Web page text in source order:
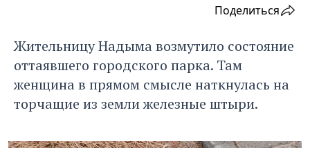
Поделиться
Жительницу Надыма возмутило состояние
оттаявшего городского парка. Там
женщина в прямом смысле наткнулась на
торчащие из земли железные штыри.